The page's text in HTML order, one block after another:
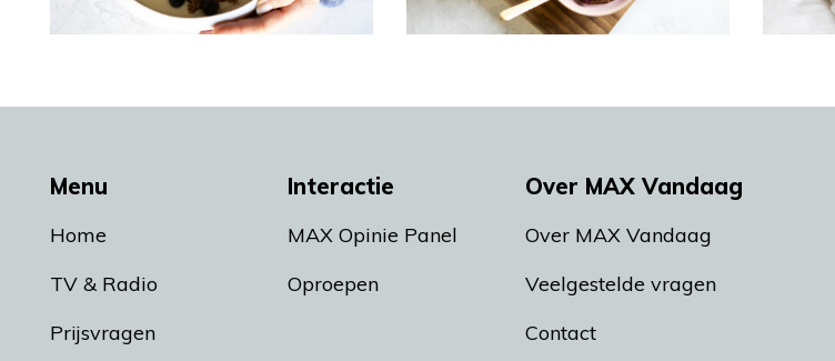
Menu
Home
TV & Radio
Prijsvragen
Interactie
MAX Opinie Panel
Oproepen
Over MAX Vandaag
Over MAX Vandaag
Veelgestelde vragen
Contact